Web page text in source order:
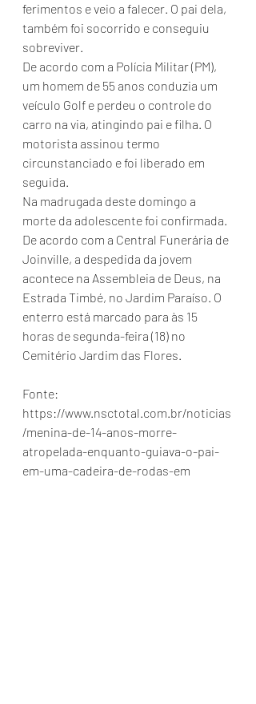
ferimentos e veio a falecer. O pai dela,
também foi socorrido e conseguiu
sobreviver.
De acordo com a Polícia Militar (PM),
um homem de 55 anos conduzia um
veículo Golf e perdeu o controle do
carro na via, atingindo pai e filha. O
motorista assinou termo
circunstanciado e foi liberado em
seguida.
Na madrugada deste domingo a
morte da adolescente foi confirmada.
De acordo com a Central Funerária de
Joinville, a despedida da jovem
acontece na Assembleia de Deus, na
Estrada Timbé, no Jardim Paraíso. O
enterro está marcado para às 15
horas de segunda-feira (18) no
Cemitério Jardim das Flores.
Fonte:
https://www.nsctotal.com.br/noticias
/menina-de-14-anos-morre-
atropelada-enquanto-guiava-o-pai-
em-uma-cadeira-de-rodas-em